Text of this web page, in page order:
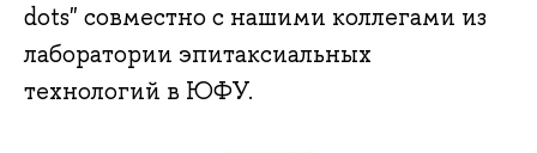
dots" совместно с нашими коллегами из
лаборатории эпитаксиальных
технологий в ЮФУ.